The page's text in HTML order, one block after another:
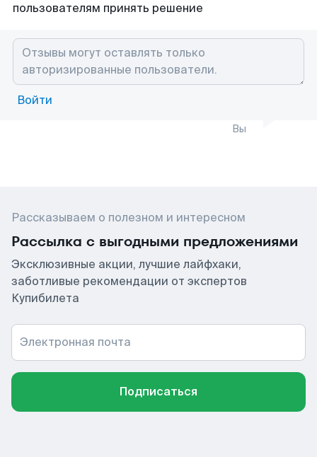
пользователям принять решение
Войти
Вы
Рассказываем о полезном и интересном
Рассылка с выгодными предложениями
Эксклюзивные акции, лучшие лайфхаки,
заботливые рекомендации от экспертов
Купибилета
Электронная почта
Подписаться